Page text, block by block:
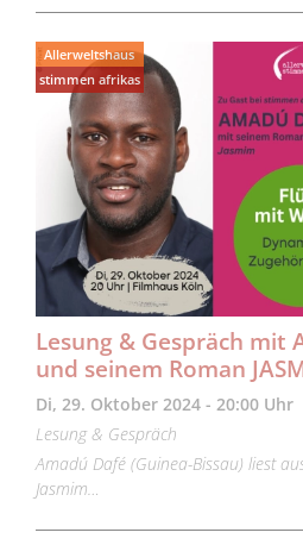
Allerweltshaus
stimmen afrikas
Lesung & Gespräch mit
und seinem Roman
Di, 29. Oktober 2024 - 20:00 Uhr
Lesung & Gespräch
Amadú Dafé (Guinea-Bissau) liest
Jasmim…